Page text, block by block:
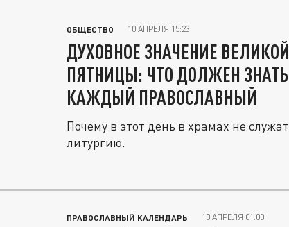
ОБЩЕСТВО 10 АПРЕЛЯ 15:23
ДУХОВНОЕ ЗНАЧЕНИЕ ВЕЛИКОЙ
ПЯТНИЦЫ: ЧТО ДОЛЖЕН ЗНАТЬ
КАЖДЫЙ ПРАВОСЛАВНЫЙ
Почему в этот день в храмах не служат
литургию.
ПРАВОСЛАВНЫЙ КАЛЕНДАРЬ 10 АПРЕЛЯ 01:00